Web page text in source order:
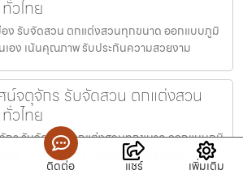
วไทย
ง รับจัดสวน ตกแต่งสวนทุกขนาด ออกแบบภูมิ
เอง เน้นคุณภาพ รับประกันความสวยงาม
จตุจักร รับจัดสวน ตกแต่งสวน
วไทย
ร รับจัดสวน ตกแต่งสวนทุกขนาด ออกแบบภูมิ
เอง เน้นคุณภาพ รับประกันความสวยงา
ติดต่อ แชร์ เพิ่มเติม